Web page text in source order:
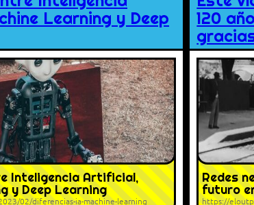
Learning y Deep
Inteligencia Artificial,
y Deep Learning
02/diferencias-ia-machine-learning
120
Redes
futuro
https://